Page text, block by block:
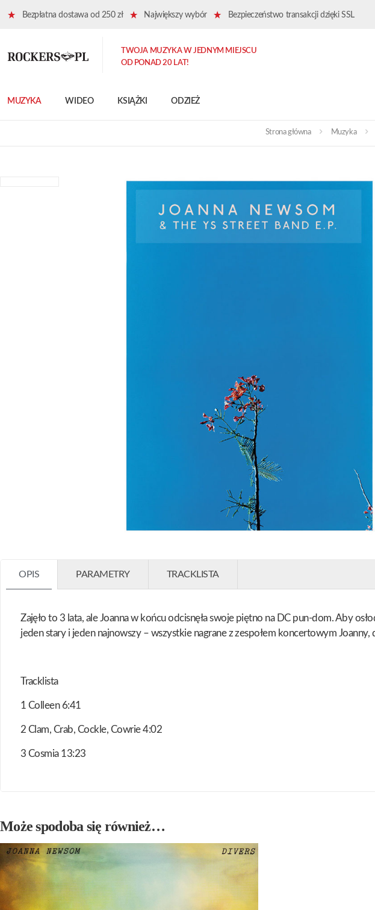
Bezpłatna dostawa od 250 zł Największy wybór Bezpieczeństwo transakcji dzięki SSL
MUZYKA WIDEO KSIĄŻKI ODZIEŻ
TWOJA MUZYKA W JEDNYM MIEJSCU
OD PONAD 20 LAT!
Strona główna Muzyka
OPIS PARAMETRY TRACKLISTA
Zajęło to 3 lata, ale Joanna w końcu odcisnęła swoje piętno na DC pun-dom. Aby
jeden stary i jeden najnowszy – wszystkie nagrane z zespołem koncertowym Joanny,
Tracklista
1 Colleen 6:41
2 Clam, Crab, Cockle, Cowrie 4:02
3 Cosmia 13:23
Może spodoba się również…